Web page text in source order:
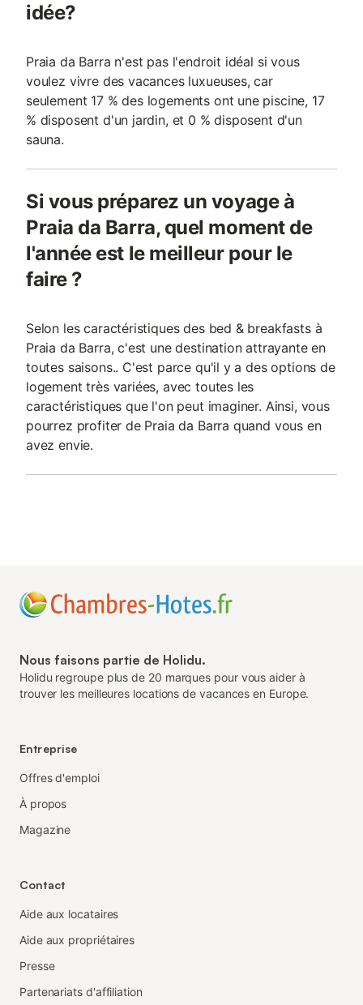
idée?
Praia da Barra n'est pas l'endroit idéal si vous
voulez vivre des vacances luxueuses, car
seulement 17 % des logements ont une piscine, 17
% disposent d'un jardin, et 0 % disposent d'un
sauna.
Si vous préparez un voyage à
Praia da Barra, quel moment de
l'année est le meilleur pour le
faire ?
Selon les caractéristiques des bed & breakfasts à
Praia da Barra, c'est une destination attrayante en
toutes saisons.. C'est parce qu'il y a des options de
logement très variées, avec toutes les
caractéristiques que l'on peut imaginer. Ainsi, vous
pourrez profiter de Praia da Barra quand vous en
avez envie.
Nous faisons partie de Holidu.
Holidu regroupe plus de 20 marques pour vous aider à
trouver les meilleures locations de vacances en Europe.
Entreprise
Offres d'emploi
À propos
Magazine
Contact
Aide aux locataires
Aide aux propriétaires
Presse
Partenariats d'affiliation